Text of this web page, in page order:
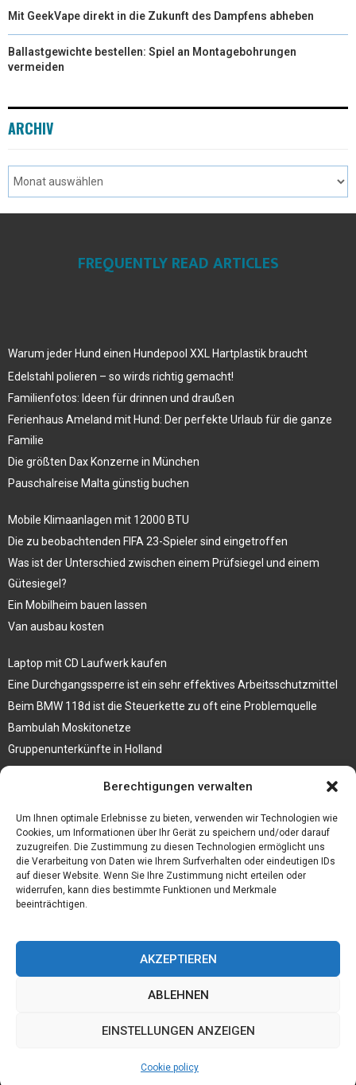
Berechtigungen verwalten
Um Ihnen optimale Erlebnisse zu bieten, verwenden wir Technologien wie
Cookies, um Informationen über Ihr Gerät zu speichern und/oder darauf
zuzugreifen. Die Zustimmung zu diesen Technologien ermöglicht uns
die Verarbeitung von Daten wie Ihrem Surfverhalten oder eindeutigen IDs
auf dieser Website. Wenn Sie Ihre Zustimmung nicht erteilen oder
widerrufen, kann dies bestimmte Funktionen und Merkmale
beeinträchtigen.
AKZEPTIEREN
ABLEHNEN
EINSTELLUNGEN ANZEIGEN
Cookie policy
Mit GeekVape direkt in die Zukunft des Dampfens abheben
Ballastgewichte bestellen: Spiel an Montagebohrungen
vermeiden
ARCHIV
FREQUENTLY READ ARTICLES
Warum jeder Hund einen Hundepool XXL Hartplastik braucht
Edelstahl polieren – so wirds richtig gemacht!
Familienfotos: Ideen für drinnen und draußen
Ferienhaus Ameland mit Hund: Der perfekte Urlaub für die ganze
Familie
Die größten Dax Konzerne in München
Pauschalreise Malta günstig buchen
Mobile Klimaanlagen mit 12000 BTU
Die zu beobachtenden FIFA 23-Spieler sind eingetroffen
Was ist der Unterschied zwischen einem Prüfsiegel und einem
Gütesiegel?
Ein Mobilheim bauen lassen
Van ausbau kosten
Laptop mit CD Laufwerk kaufen
Eine Durchgangssperre ist ein sehr effektives Arbeitsschutzmittel
Beim BMW 118d ist die Steuerkette zu oft eine Problemquelle
Bambulah Moskitonetze
Gruppenunterkünfte in Holland
Jutebeutel kaufen und ihre Strapazierfähigkeit nutzen
Personalhandbuch
10 Tipps um einen guten Eindruck zu machen
Sahnemaschine
@2023 - www.Daerr-treffen.de. All Right Reserved.